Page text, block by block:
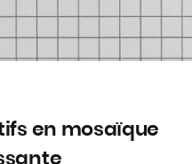
en mosaïque